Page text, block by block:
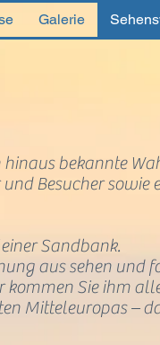
Galerie
bekannte
Besucher sowie
Sandbank.
aus sehen und
kommen Sie ihm
Mitteleuropas –